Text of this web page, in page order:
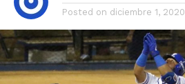
Posted on diciembre 1, 2020